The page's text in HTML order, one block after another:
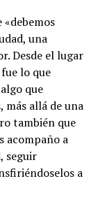
una
Desde el lugar
lo que
que
allá de una
también que
acompaño a
seguir
a